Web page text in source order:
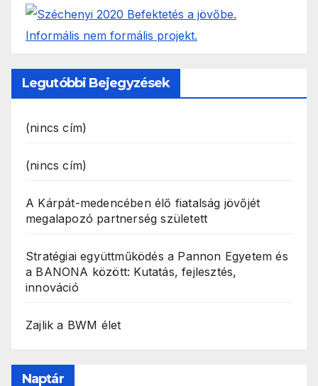
Legutóbbi Bejegyzések
(nincs cím)
(nincs cím)
A Kárpát-medencében élő fiatalság jövőjét
megalapozó partnerség született
Stratégiai együttműködés a Pannon Egyetem és
a BANONA között: Kutatás, fejlesztés,
innováció
Zajlik a BWM élet
Naptár